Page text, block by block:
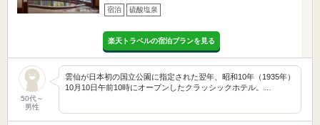
宿泊 硫酸塩泉
楽天トラベルの宿泊プランを見る
50代～
男性
雲仙が日本初の国立公園に指定された翌年、昭和10年（1935年）
10月10日午前10時にオープンしたクラッシックホテル。…